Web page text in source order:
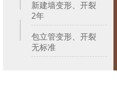
新建墙变形、开裂
2年
包立管变形、开裂
无标准